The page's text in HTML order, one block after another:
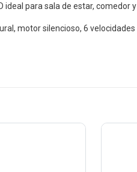
para sala de estar, comedor
motor silencioso, 6